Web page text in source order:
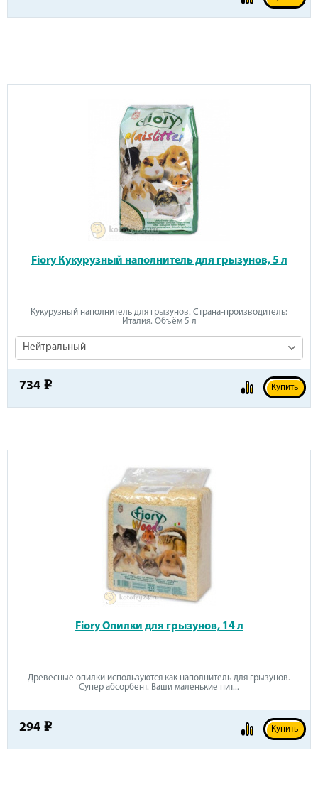
Fiory Кукурузный наполнитель для грызунов, 5 л
Кукурузный наполнитель для грызунов. Страна-производитель:
Италия. Объём 5 л
Нейтральный
734 e Купить
Fiory Опилки для грызунов, 14 л
Древесные опилки используются как наполнитель для грызунов.
Супер абсорбент. Ваши маленькие пит...
294 e Купить